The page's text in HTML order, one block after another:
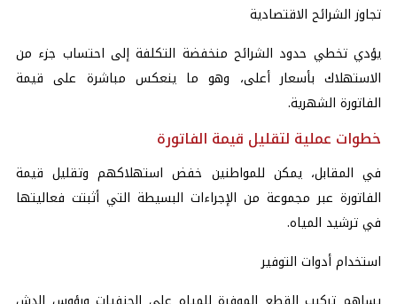
تجاوز الشرائح الاقتصادية
يؤدي تخطي حدود الشرائح منخفضة التكلفة إلى احتساب جزء من
الاستهلاك بأسعار أعلى، وهو ما ينعكس مباشرة على قيمة
الفاتورة الشهرية.
خطوات عملية لتقليل قيمة الفاتورة
في المقابل، يمكن للمواطنين خفض استهلاكهم وتقليل قيمة
الفاتورة عبر مجموعة من الإجراءات البسيطة التي أثبتت فعاليتها
في ترشيد المياه.
استخدام أدوات التوفير